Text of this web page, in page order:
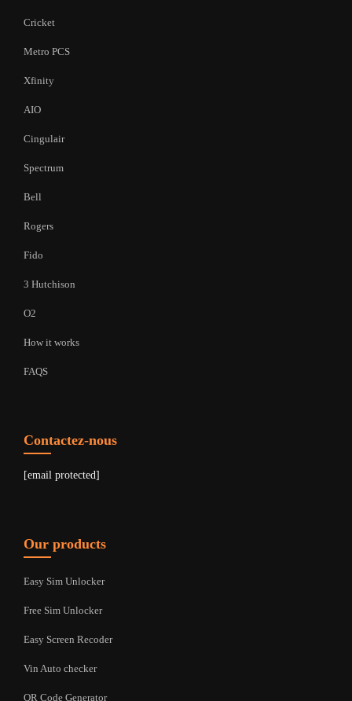
Cricket
Metro PCS
Xfinity
AIO
Cingulair
Spectrum
Bell
Rogers
Fido
3 Hutchison
O2
How it works
FAQS
Contactez-nous
[email protected]
Our products
Easy Sim Unlocker
Free Sim Unlocker
Easy Screen Recoder
Vin Auto checker
QR Code Generator